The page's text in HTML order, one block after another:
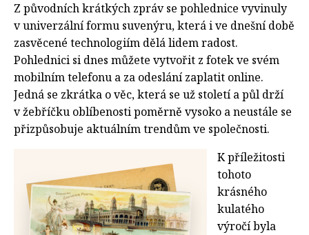
Z původních krátkých zpráv se pohlednice vyvinuly
v univerzální formu suvenýru, která i ve dnešní době
zasvěcené technologiím dělá lidem radost.
Pohlednici si dnes můžete vytvořit z fotek ve svém
mobilním telefonu a za odeslání zaplatit online.
Jedná se zkrátka o věc, která se už století a půl drží
v žebříčku oblíbenosti poměrně vysoko a neustále se
přizpůsobuje aktuálním trendům ve společnosti.
K příležitosti
tohoto
krásného
kulatého
výročí byla